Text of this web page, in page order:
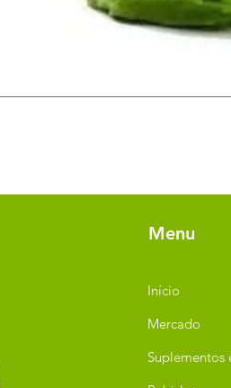
Menu
Início
Mercado
Suplementos